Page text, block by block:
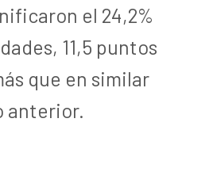
el 24,2%
11,5 puntos
que en similar
anterior.